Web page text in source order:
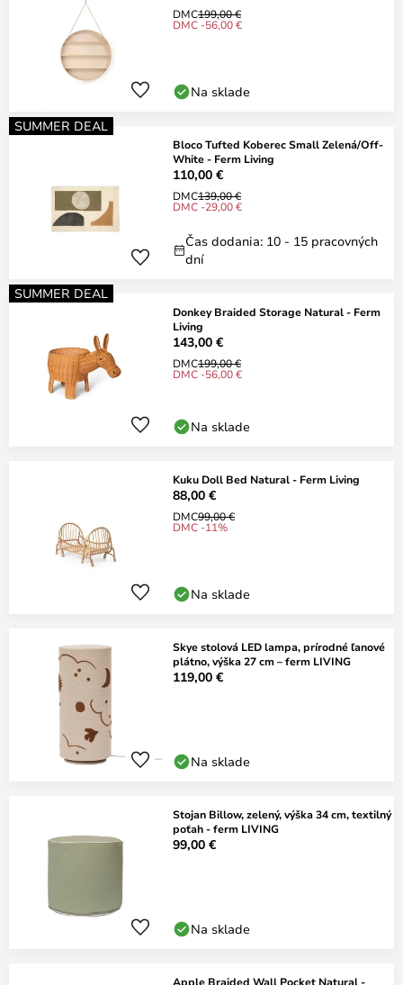
DMC199,00 €
DMC -56,00 €
Na sklade
SUMMER DEAL
Bloco Tufted Koberec Small Zelená/Off-
White - Ferm Living
110,00 €
DMC139,00 €
DMC -29,00 €
Čas dodania: 10 - 15 pracovných
dní
SUMMER DEAL
Donkey Braided Storage Natural - Ferm
Living
143,00 €
DMC199,00 €
DMC -56,00 €
Na sklade
Kuku Doll Bed Natural - Ferm Living
88,00 €
DMC99,00 €
DMC -11%
Na sklade
Skye stolová LED lampa, prírodné ľanové
plátno, výška 27 cm – ferm LIVING
119,00 €
Na sklade
Stojan Billow, zelený, výška 34 cm, textilný
poťah - ferm LIVING
99,00 €
Na sklade
Apple Braided Wall Pocket Natural -